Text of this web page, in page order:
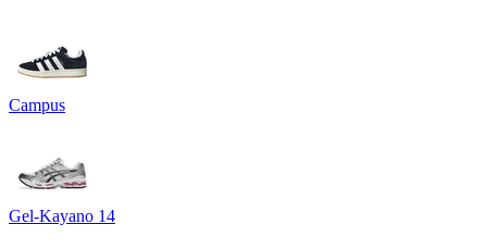
Campus
Gel-Kayano 14